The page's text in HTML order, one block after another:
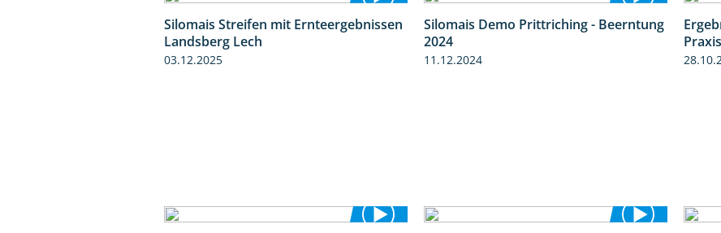
11:01
Silomais Streifen mit Ernteergebnissen
Landsberg Lech
03.12.2025
12:28
Silomais Demo Prittriching - Beerntung
2024
11.12.2024
Praxis